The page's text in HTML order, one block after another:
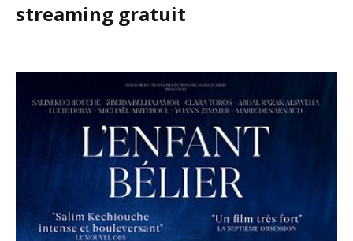
streaming gratuit